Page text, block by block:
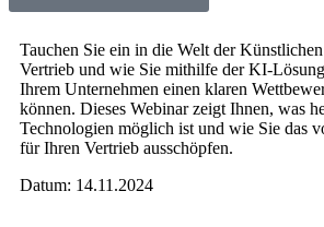
Tauchen Sie ein in die Welt der
Vertrieb und wie Sie mithilfe der KI-
Ihrem Unternehmen einen klaren
können. Dieses Webinar zeigt Ihnen, was
Technologien möglich ist und wie Sie das
für Ihren Vertrieb ausschöpfen.
Datum: 14.11.2024